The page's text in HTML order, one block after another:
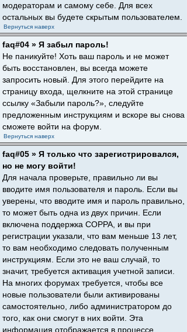
модераторам и самому себе. Для всех
остальных вы будете скрытым пользователем.
Вернуться наверх
faq#04 » Я забыл пароль!
Не паникуйте! Хоть ваш пароль и не может
быть восстановлен, вы всегда можете
запросить новый. Для этого перейдите на
страницу входа, щелкните на этой странице
ссылку «Забыли пароль?», следуйте
предложенным инструкциям и вскоре вы снова
сможете войти на форум.
Вернуться наверх
faq#05 » Я только что зарегистрировался,
но не могу войти!
Для начала проверьте, правильно ли вы
вводите имя пользователя и пароль. Если вы
уверены, что вводите имя и пароль правильно,
то может быть одна из двух причин. Если
включена поддержка COPPA, и вы при
регистрации указали, что вам меньше 13 лет,
то вам необходимо следовать полученным
инструкциям. Если это не ваш случай, то
значит, требуется активация учетной записи.
На многих форумах требуется, чтобы все
новые пользователи были активированы
самостоятельно, либо администратором до
того, как они смогут в них войти. Эта
информация отображается в процессе